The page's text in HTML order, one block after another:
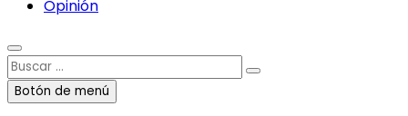
Opinión
Buscar
…Botón de menú